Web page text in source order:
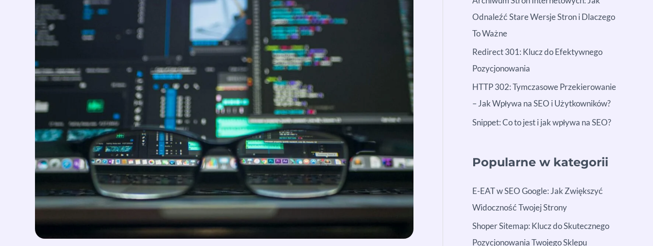
Odnaleźć Stare Wersje Stron i Dlaczego
To Ważne
Redirect 301: Klucz do Efektywnego
Pozycjonowania
HTTP 302: Tymczasowe Przekierowanie
– Jak Wpływa na SEO i Użytkowników?
Snippet: Co to jest i jak wpływa na SEO?
Popularne w kategorii
E-EAT w SEO Google: Jak Zwiększyć
Widoczność Twojej Strony
Shoper Sitemap: Klucz do Skutecznego
Pozycjonowania Twojego Sklepu